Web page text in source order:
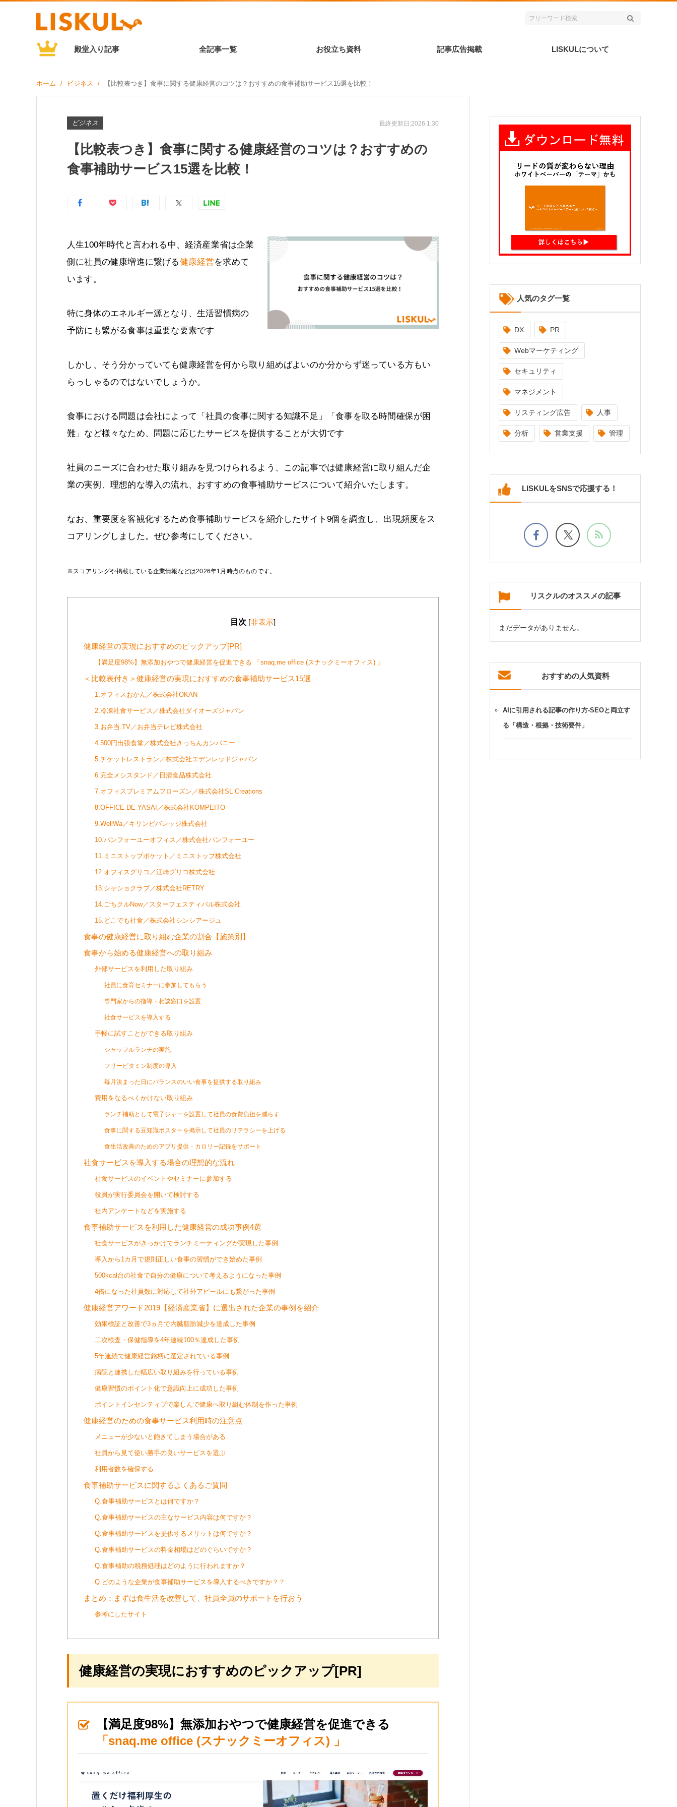
殿堂入り記事 全記事一覧 お役立ち資料 記事広告掲載 LISKULについて
ホーム ビジネス 【比較表つき】食事に関する健康経営のコツは？おすすめの食事補助サービス15選を比較！
ビジネス 最終更新日:2026.1.30
【比較表つき】食事に関する健康経営のコツは？おすすめの
食事補助サービス15選を比較！
人生100年時代と言われる中、経済産業省は企業
側に社員の健康増進に繋げる健康経営を求めて
います。
特に身体のエネルギー源となり、生活習慣病の
予防にも繋がる食事は重要な要素です
しかし、そう分かっていても健康経営を何から取り組めばよいのか分からず迷っている方もい
らっしゃるのではないでしょうか。
食事における問題は会社によって「社員の食事に関する知識不足」「食事を取る時間確保が困
難」など様々なため、問題に応じたサービスを提供することが大切です
社員のニーズに合わせた取り組みを見つけられるよう、この記事では健康経営に取り組んだ企
業の実例、理想的な導入の流れ、おすすめの食事補助サービスについて紹介いたします。
なお、重要度を客観化するため食事補助サービスを紹介したサイト9個を調査し、出現頻度をス
コアリングしました。ぜひ参考にしてください。
※スコアリングや掲載している企業情報などは2026年1月時点のものです。
目次 [非表示]
健康経営の実現におすすめのピックアップ[PR]
【満足度98%】無添加おやつで健康経営を促進できる 「snaq.me office (スナックミーオフィス) 」
＜比較表付き＞健康経営の実現におすすめの食事補助サービス15選
1.オフィスおかん／株式会社OKAN
2.冷凍社食サービス／株式会社ダイオーズジャパン
3.お弁当.TV／お弁当テレビ株式会社
4.500円出張食堂／株式会社きっちんカンパニー
5.チケットレストラン／株式会社エデンレッドジャパン
6.完全メシスタンド／日清食品株式会社
7.オフィスプレミアムフローズン／株式会社SL Creations
8.OFFICE DE YASAI／株式会社KOMPEITO
9.WellWa／キリンビバレッジ株式会社
10.パンフォーユーオフィス／株式会社パンフォーユー
11.ミニストップポケット／ミニストップ株式会社
12.オフィスグリコ／江崎グリコ株式会社
13.シャショクラブ／株式会社RETRY
14.ごちクルNow／スターフェスティバル株式会社
15.どこでも社食／株式会社シンシアージュ
食事の健康経営に取り組む企業の割合【施策別】
食事から始める健康経営への取り組み
外部サービスを利用した取り組み
社員に食育セミナーに参加してもらう
専門家からの指導・相談窓口を設置
社食サービスを導入する
手軽に試すことができる取り組み
シャッフルランチの実施
フリービタミン制度の導入
毎月決まった日にバランスのいい食事を提供する取り組み
費用をなるべくかけない取り組み
ランチ補助として電子ジャーを設置して社員の食費負担を減らす
食事に関する豆知識ポスターを掲示して社員のリテラシーを上げる
食生活改善のためのアプリ提供・カロリー記録をサポート
社食サービスを導入する場合の理想的な流れ
社食サービスのイベントやセミナーに参加する
役員が実行委員会を開いて検討する
社内アンケートなどを実施する
食事補助サービスを利用した健康経営の成功事例4選
社食サービスがきっかけでランチミーティングが実現した事例
導入から1カ月で規則正しい食事の習慣ができ始めた事例
500kcal台の社食で自分の健康について考えるようになった事例
4倍になった社員数に対応して社外アピールにも繋がった事例
健康経営アワード2019【経済産業省】に選出された企業の事例を紹介
効果検証と改善で3ヵ月で内臓脂肪減少を達成した事例
二次検査・保健指導を4年連続100％達成した事例
5年連続で健康経営銘柄に選定されている事例
病院と連携した幅広い取り組みを行っている事例
健康習慣のポイント化で意識向上に成功した事例
ポイントインセンティブで楽しんで健康へ取り組む体制を作った事例
健康経営のための食事サービス利用時の注意点
メニューが少ないと飽きてしまう場合がある
社員から見て使い勝手の良いサービスを選ぶ
利用者数を確保する
食事補助サービスに関するよくあるご質問
Q.食事補助サービスとは何ですか？
Q.食事補助サービスの主なサービス内容は何ですか？
Q.食事補助サービスを提供するメリットは何ですか？
Q.食事補助サービスの料金相場はどのぐらいですか？
Q.食事補助の税務処理はどのように行われますか？
Q.どのような企業が食事補助サービスを導入するべきですか？？
まとめ：まずは食生活を改善して、社員全員のサポートを行おう
参考にしたサイト
健康経営の実現におすすめのピックアップ[PR]
【満足度98%】無添加おやつで健康経営を促進できる
「snaq.me office (スナックミーオフィス) 」
人気のタグ一覧
DX PR
Webマーケティング
セキュリティ
マネジメント
リスティング広告 人事
分析 営業支援 管理
LISKULをSNSで応援する！
リスクルのオススメの記事
まだデータがありません。
おすすめの人気資料
AIに引用される記事の作り方-SEOと両立す
る「構造・根拠・技術要件」